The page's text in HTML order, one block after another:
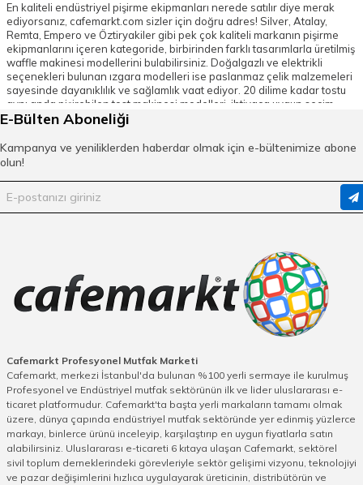
En kaliteli endüstriyel pişirme ekipmanları nerede satılır diye merak
ediyorsanız, cafemarkt.com sizler için doğru adres! Silver, Atalay,
Remta, Empero ve Öztiryakiler gibi pek çok kaliteli markanın pişirme
ekipmanlarını içeren kategoride, birbirinden farklı tasarımlarla üretilmiş
waffle makinesi modellerini bulabilirsiniz. Doğalgazlı ve elektrikli
seçenekleri bulunan ızgara modelleri ise paslanmaz çelik malzemeleri
sayesinde dayanıklılık ve sağlamlık vaat ediyor. 20 dilime kadar tostu
aynı anda pişirebilen tost makinesi modelleri, ihtiyaca uygun seçim
yapmanızı kolaylaştırıyor ve fonksiyonel yapıları sayesinde hem
zamandan hem de iş gücünden tasarruf etmenizi sağlıyor. Farklı litre
seçenekleri sunan fritöz modelleri ise; gazlı ve elektrikli olmak üzere iki
farklı özellikte satın alınabilir.
Endüstriyel Pişirme Ekipmanı Fiyatları
Cafemarkt güvencesiyle satın alabileceğiniz endüstriyel pişirme
hamburger makinelerine kadar aradığınız tüm ürünler burada.
Paslanmaz çelik gövdeleri sayesinde uzun yıllar boyunca güvenle
kullanabileceğiniz fırınlı kuzine seçenekleri; ayarlanabilir rafları, fırın
sıcaklığı ve ayakları sayesinde mutfaktaki yardımcınız olacak. Müşteri
memnuniyetinden asla ödün vermeyen cafemarkt.com, en kaliteli
endüstriyel pişirme makinelerini en uygun fiyatlarla sizlere ulaştırıyor.
sorularınız için online destek ekibi ile hizmet vermektedir. Dilerseniz
aynı gün kargo seçeneği olan ürünleri tercih ederek ekipmanınızı en
hızlı şekilde edinebilirsiniz.
E-Bülten Aboneliği
Kampanya ve yeniliklerden haberdar olmak için e-bültenimize abone
olun!
Cafemarkt Profesyonel Mutfak Marketi
Cafemarkt, merkezi İstanbul'da bulunan %100 yerli sermaye ile kurulmuş
Profesyonel ve Endüstriyel mutfak sektörünün ilk ve lider uluslararası e-
ticaret platformudur. Cafemarkt'ta başta yerli markaların tamamı olmak
üzere, dünya çapında endüstriyel mutfak sektöründe yer edinmiş yüzlerce
markayı, binlerce ürünü inceleyip, karşılaştırıp en uygun fiyatlarla satın
alabilirsiniz. Uluslararası e-ticareti 6 kıtaya ulaşan Cafemarkt, sektörel
sivil toplum derneklerindeki görevleriyle sektör gelişimi vizyonu, teknolojiyi
ve pazar değişimlerini hızlıca uygulayarak üreticinin, distribütörün ve